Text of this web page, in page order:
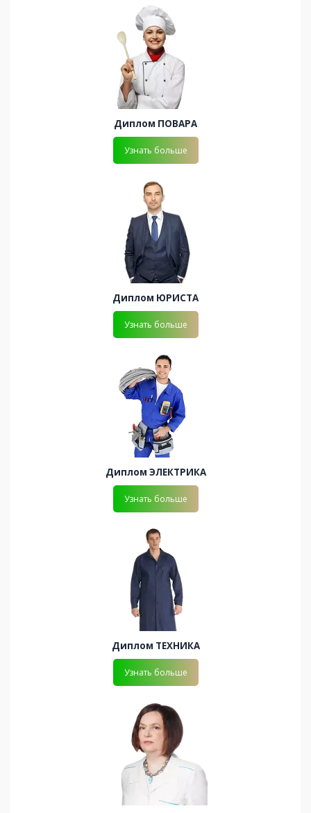
Диплом ПОВАРА
Узнать больше
Диплом ЮРИСТА
Узнать больше
Диплом ЭЛЕКТРИКА
Узнать больше
Диплом ТЕХНИКА
Узнать больше